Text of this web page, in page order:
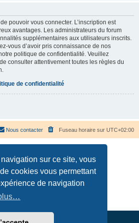
sur ce site, vous
cookies vous permettant
de navigation
pouvoir vous connecter. L’inscription est
avantages. Les administrateurs du forum
supplémentaires aux utilisateurs inscrits.
vous d’avoir pris connaissance de nos
politique de confidentialité. Veuillez
consulter attentivement toutes les règles du
de confidentialité
Fuseau horaire sur UTC+02:00
Nous contacter
® Forum Software © phpBB Limited